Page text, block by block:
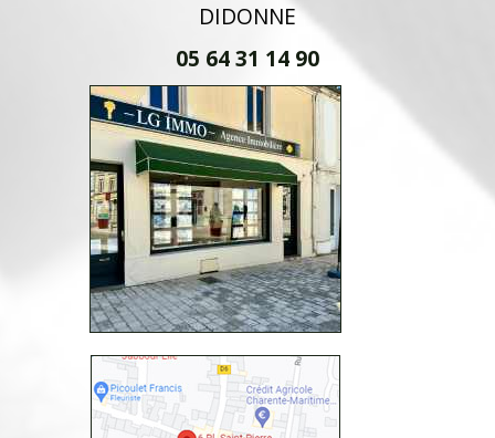
DIDONNE
05 64 31 14 90